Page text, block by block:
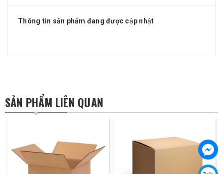
Thông tin sản phẩm đang được cập nhật
SẢN PHẨM LIÊN QUAN